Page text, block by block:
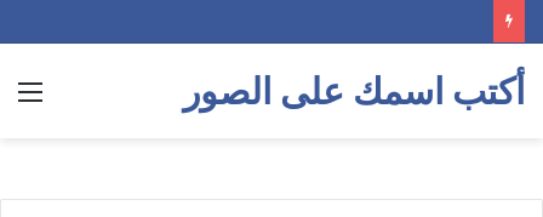
أكتب اسمك على الصور